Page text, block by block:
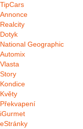
TipCars
Annonce
Realcity
Dotyk
National Geographic
Automix
Vlasta
Story
Kondice
Květy
Překvapení
iGurmet
eStránky